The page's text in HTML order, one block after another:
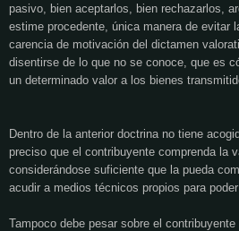
pasivo, bien aceptarlos, bien rechazarlos,
estime procedente, única manera de evitar
carencia de motivación del dictamen
disentirse de lo que no se conoce, que es
un determinado valor a los bienes
Dentro de la anterior doctrina no tiene
preciso que el contribuyente comprenda la
considerándose suficiente que la pueda
acudir a medios técnicos propios para poder
Tampoco debe pesar sobre el